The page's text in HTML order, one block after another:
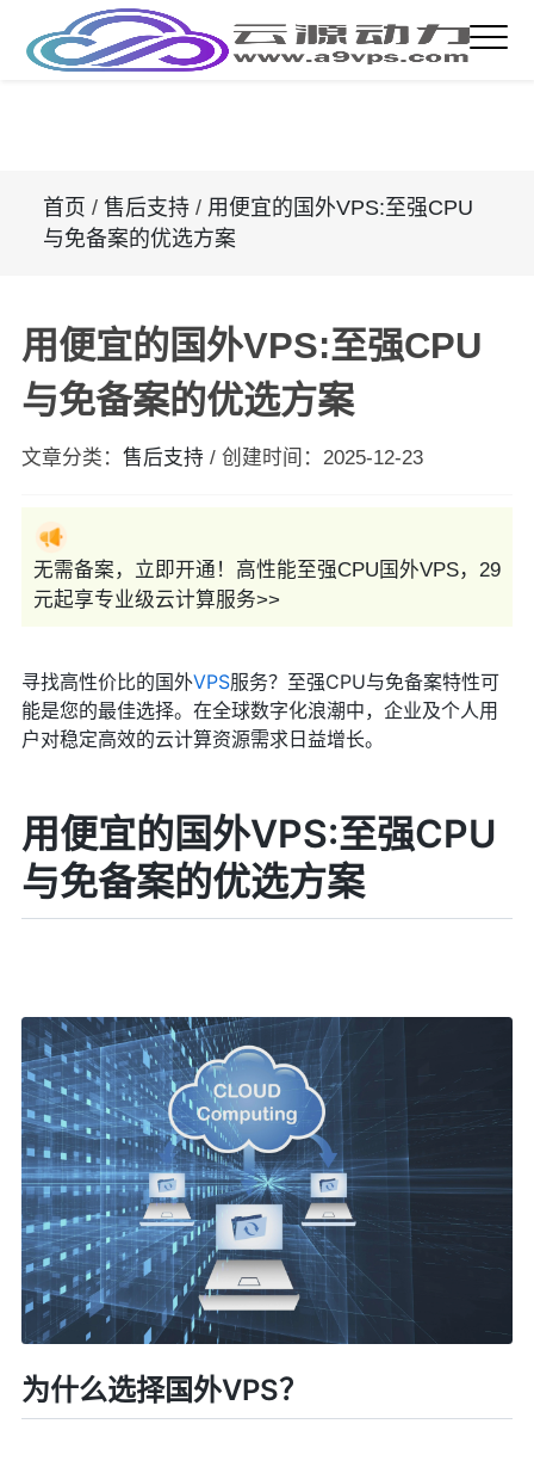
首页 / 售后支持/ 用便宜的国外VPS:至强CPU
与免备案的优选方案
用便宜的国外VPS:至强CPU
与免备案的优选方案
文章分类： 售后支持 / 创建时间： 2025-12-23
无需备案，立即开通！高性能至强CPU国外VPS，29
元起享专业级云计算服务>>
寻找高性价比的国外VPS服务？至强CPU与免备案特性可
能是您的最佳选择。在全球数字化浪潮中，企业及个人用
户对稳定高效的云计算资源需求日益增长。
用便宜的国外VPS:至强CPU
与免备案的优选方案
为什么选择国外VPS？